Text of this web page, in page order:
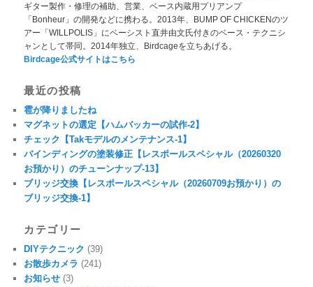
ギター製作・修理の補助、営業、ベース内蔵用プリアンプ
「Bonheur」の開発などに携わる。2013年、BUMP OF CHICKENのツ
アー「WILLPOLIS」にベーシスト直井由文氏付きのベース・テクニシ
ャンとして帯同。2014年独立、Birdcageを立ちあげる。
Birdcage公式サイトはこちら
最近の投稿
雹が降りましたね
マグネットの選定【ハムバッカーの試作-2】
チェック【Takモデルのメンテナンス-1】
バインディングの塗装修正【レスポールスペシャル（20260320
お預かり）のチューンナップ-13】
ブリッジ交換【レスポールスペシャル（20260709お預かり）の
ブリッジ交換-1】
カテゴリー
DIYテクニック (39)
お散歩カメラ (241)
お知らせ (3)